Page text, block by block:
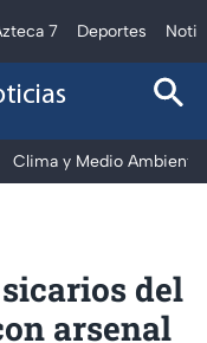
7 Deportes
Clima y Medio Ambiente
sicarios del
arsenal